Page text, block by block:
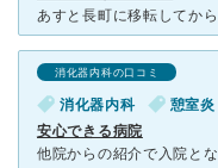
消化器内科の口コミ
消化器内科 憩室炎
安心できる病院